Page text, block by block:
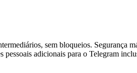
sem bloqueios. Segurança
adicionais para o Telegram